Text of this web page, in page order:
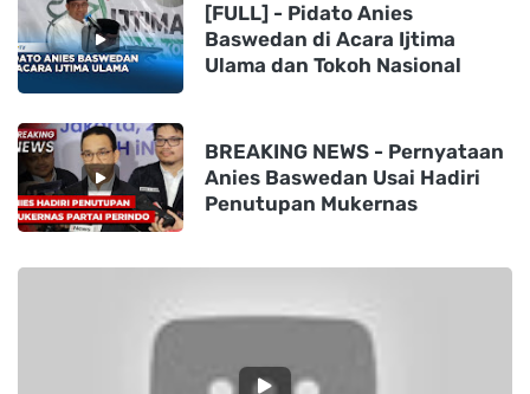
[FULL] - Pidato Anies
Baswedan di Acara Ijtima
Ulama dan Tokoh Nasional
BREAKING NEWS - Pernyataan
Anies Baswedan Usai Hadiri
Penutupan Mukernas